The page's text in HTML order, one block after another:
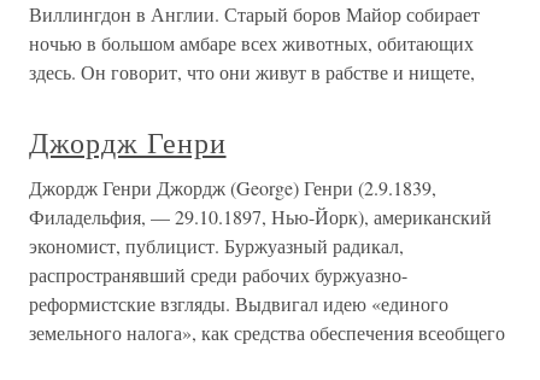
Виллингдон в Англии. Старый боров Майор собирает
ночью в большом амбаре всех животных, обитающих
здесь. Он говорит, что они живут в рабстве и нищете,
Джордж Генри
Джордж Генри Джордж (George) Генри (2.9.1839,
Филадельфия, — 29.10.1897, Нью-Йорк), американский
экономист, публицист. Буржуазный радикал,
распространявший среди рабочих буржуазно-
реформистские взгляды. Выдвигал идею «единого
земельного налога», как средства обеспечения всеобщего